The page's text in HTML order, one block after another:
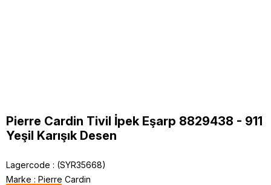
Pierre Cardin Tivil İpek Eşarp 8829438 - 911
Yeşil Karışık Desen
Lagercode
(SYR35668)
Marke : Pierre Cardin